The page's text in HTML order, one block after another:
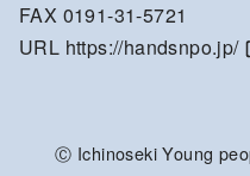
FAX 0191-31-5721
URL https://handsnpo.jp/
Ⓒ Ichinoseki Young